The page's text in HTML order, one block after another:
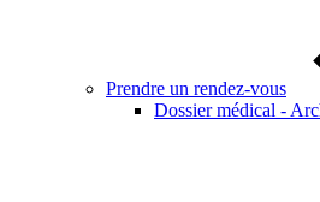
Prendre un rendez-vous
Dossier médical -